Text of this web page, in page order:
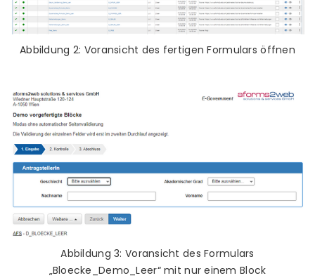
Abbildung 2: Voransicht des fertigen Formulars öffnen
Abbildung 3: Voransicht des Formulars
„Bloecke_Demo_Leer“ mit nur einem Block